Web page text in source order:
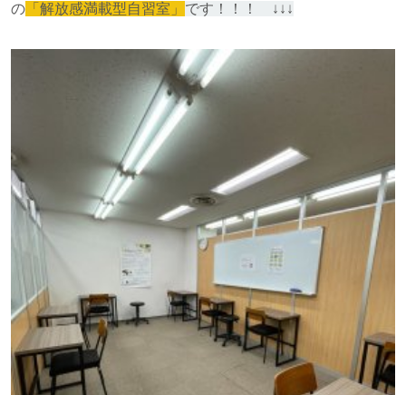
の 「解放感満載型自習室」 です！！！ ↓↓↓